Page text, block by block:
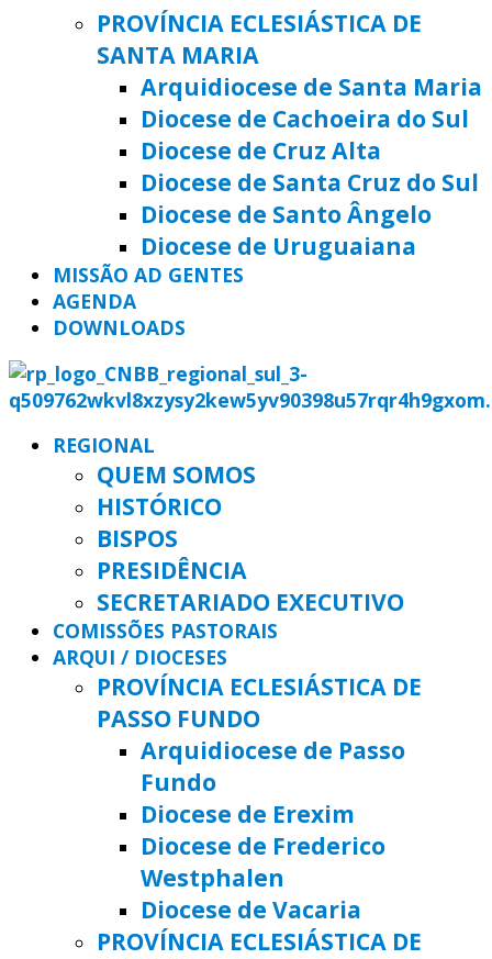
PROVÍNCIA ECLESIÁSTICA DE
SANTA MARIA
Arquidiocese de Santa Maria
Diocese de Cachoeira do Sul
Diocese de Cruz Alta
Diocese de Santa Cruz do Sul
Diocese de Santo Ângelo
Diocese de Uruguaiana
MISSÃO AD GENTES
AGENDA
DOWNLOADS
REGIONAL
QUEM SOMOS
HISTÓRICO
BISPOS
PRESIDÊNCIA
SECRETARIADO EXECUTIVO
COMISSÕES PASTORAIS
ARQUI / DIOCESES
PROVÍNCIA ECLESIÁSTICA DE
PASSO FUNDO
Arquidiocese de Passo
Fundo
Diocese de Erexim
Diocese de Frederico
Westphalen
Diocese de Vacaria
PROVÍNCIA ECLESIÁSTICA DE